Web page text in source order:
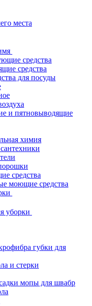
места
средства
средства
для посуды
и пятновыводящие
химия
средства
моющие средства
уборки
губки для
и стерки
мопы для швабр